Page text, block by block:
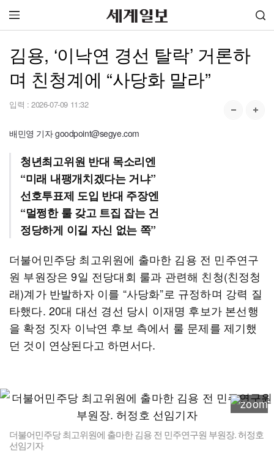
김용, ‘이낙연 경선 탈락’ 거론하
며 친청계에 “사당화 말라”
입력 : 2026-07-09 11:32
배민영 기자 goodpoint@segye.com
청년최고위원 반대 목소리엔
“미래 내팽개치겠다는 거냐”
선호투표제 도입 반대 주장엔
“멀쩡한 룰 갖고 트집 잡는 건
정당하게 이길 자신 없는 쪽”
더불어민주당 최고위원에 출마한 김용 전 민주연구
원 부원장은 9일 전당대회 룰과 관련해 친청(친정청
래)계가 반발하자 이를 “사당화”로 규정하며 강력 질
타했다. 20대 대선 경선 당시 이재명 후보가 본선행
을 확정 짓자 이낙연 후보 측에서 룰 문제를 제기했
던 것이 연상된다고 하면서다.
더불어민주당 최고위원에 출마한 김용 전 민주연구원 부원장. 허정호
선임기자